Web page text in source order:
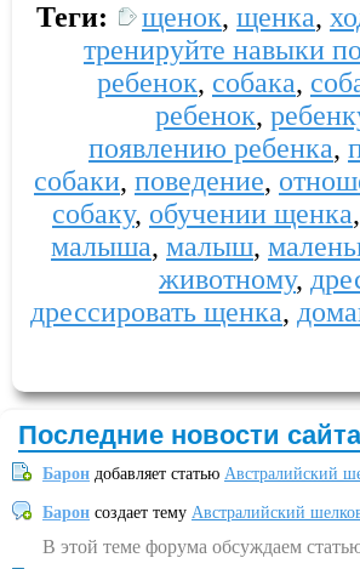
Теги: щенок, щенка,
тренируйте навыки
ребенок, собака,
ребенок,
появлению ребенка,
собаки, поведение,
собаку, обучении щенка,
малыша, малыш,
животному,
дрессировать щенка,
Последние новости сайта
Барон добавляет статью Австралийский
Барон создает тему Австралийский
В этой теме форума обсуждаем